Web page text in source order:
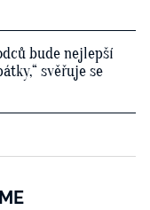
bude nejlepší
svěřuje se